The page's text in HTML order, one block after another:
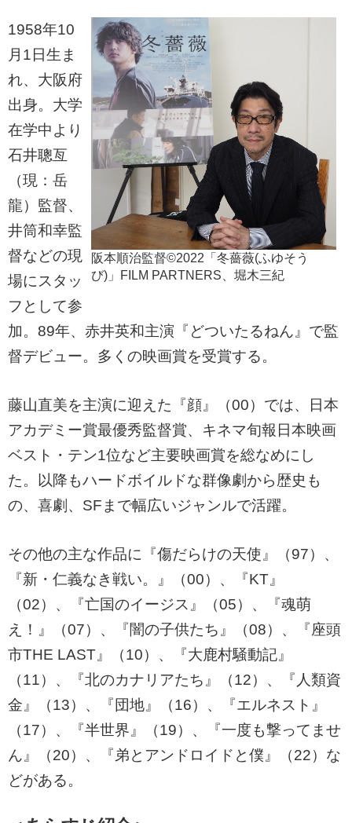
阪本順治監督©2022「冬薔薇(ふゆそう
び)」FILM PARTNERS、堀木三紀
1958年10
月1日生ま
れ、大阪府
出身。大学
在学中より
石井聰亙
（現：岳
龍）監督、
井筒和幸監
督などの現
場にスタッ
フとして参
加。89年、赤井英和主演『どついたるねん』で監
督デビュー。多くの映画賞を受賞する。
藤山直美を主演に迎えた『顔』（00）では、日本
アカデミー賞最優秀監督賞、キネマ旬報日本映画
ベスト・テン1位など主要映画賞を総なめにし
た。以降もハードボイルドな群像劇から歴史も
の、喜劇、SFまで幅広いジャンルで活躍。
その他の主な作品に『傷だらけの天使』（97）、
『新・仁義なき戦い。』（00）、『KT』
（02）、『亡国のイージス』（05）、『魂萌
え！』（07）、『闇の子供たち』（08）、『座頭
市THE LAST』（10）、『大鹿村騒動記』
（11）、『北のカナリアたち』（12）、『人類資
金』（13）、『団地』（16）、『エルネスト』
（17）、『半世界』（19）、『一度も撃ってませ
ん』（20）、『弟とアンドロイドと僕』（22）な
どがある。